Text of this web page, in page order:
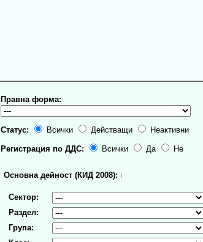
Правна форма:
Статус: Всички Действащи Неактивни
Регистрация по ДДС: Всички Да Не
Основна дейност (КИД 2008): ℹ
Сектор:
Раздел:
Група: